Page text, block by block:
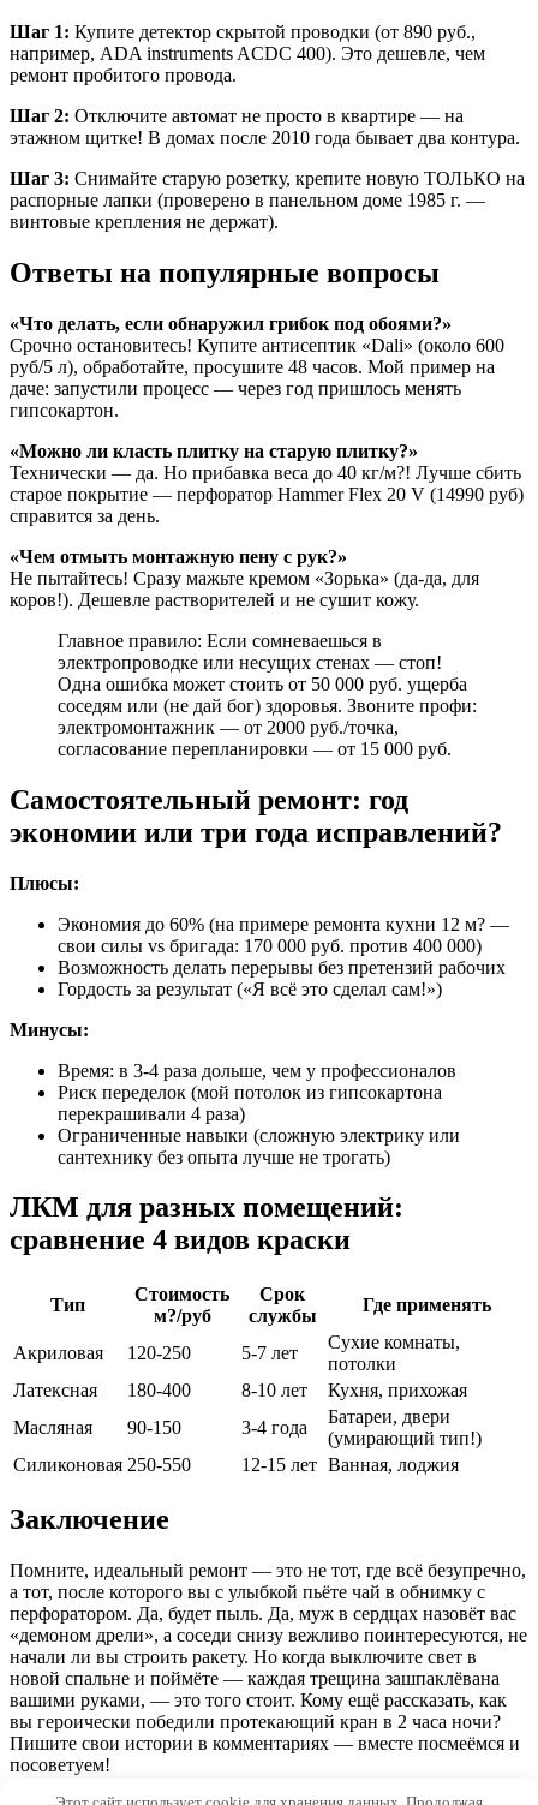
Шаг 1: Купите детектор скрытой проводки (от 890 руб.,
например, ADA instruments ACDC 400). Это дешевле, чем
ремонт пробитого провода.
Шаг 2: Отключите автомат не просто в квартире — на
этажном щитке! В домах после 2010 года бывает два контура.
Шаг 3: Снимайте старую розетку, крепите новую ТОЛЬКО на
распорные лапки (проверено в панельном доме 1985 г. —
винтовые крепления не держат).
Ответы на популярные вопросы
«Что делать, если обнаружил грибок под обоями?»
Срочно остановитесь! Купите антисептик «Dali» (около 600
руб/5 л), обработайте, просушите 48 часов. Мой пример на
даче: запустили процесс — через год пришлось менять
гипсокартон.
«Можно ли класть плитку на старую плитку?»
Технически — да. Но прибавка веса до 40 кг/м?! Лучше сбить
старое покрытие — перфоратор Hammer Flex 20 V (14990 руб)
справится за день.
«Чем отмыть монтажную пену с рук?»
Не пытайтесь! Сразу мажьте кремом «Зорька» (да-да, для
коров!). Дешевле растворителей и не сушит кожу.
Главное правило: Если сомневаешься в
электропроводке или несущих стенах — стоп!
Одна ошибка может стоить от 50 000 руб. ущерба
соседям или (не дай бог) здоровья. Звоните профи:
электромонтажник — от 2000 руб./точка,
согласование перепланировки — от 15 000 руб.
Самостоятельный ремонт: год
экономии или три года исправлений?
Плюсы:
Экономия до 60% (на примере ремонта кухни 12 м? —
свои силы vs бригада: 170 000 руб. против 400 000)
Возможность делать перерывы без претензий рабочих
Гордость за результат («Я всё это сделал сам!»)
Минусы:
Время: в 3-4 раза дольше, чем у профессионалов
Риск переделок (мой потолок из гипсокартона
перекрашивали 4 раза)
Ограниченные навыки (сложную электрику или
сантехнику без опыта лучше не трогать)
ЛКМ для разных помещений:
сравнение 4 видов краски
Тип
Стоимость
м?/руб
Срок
службы
Где применять
Акриловая 120-250 5-7 лет
Сухие комнаты,
потолки
Латексная
180-400 8-10 лет
Кухня, прихожая
Масляная
90-150 3-4 года
Батареи, двери
(умирающий тип!)
Силиконовая 250-550 12-15 лет Ванная, лоджия
Заключение
Помните, идеальный ремонт — это не тот, где всё безупречно,
а тот, после которого вы с улыбкой пьёте чай в обнимку с
перфоратором. Да, будет пыль. Да, муж в сердцах назовёт вас
«демоном дрели», а соседи снизу вежливо поинтересуются, не
начали ли вы строить ракету. Но когда выключите свет в
новой спальне и поймёте — каждая трещина зашпаклёвана
вашими руками, — это того стоит. Кому ещё рассказать, как
вы героически победили протекающий кран в 2 часа ночи?
Пишите свои истории в комментариях — вместе посмеёмся и
посоветуем!